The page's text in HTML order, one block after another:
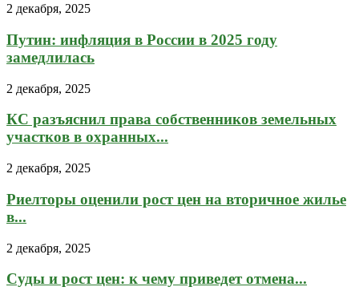
2 декабря, 2025
Путин: инфляция в России в 2025 году
замедлилась
2 декабря, 2025
КС разъяснил права собственников земельных
участков в охранных...
2 декабря, 2025
Риелторы оценили рост цен на вторичное жилье
в...
2 декабря, 2025
Суды и рост цен: к чему приведет отмена...